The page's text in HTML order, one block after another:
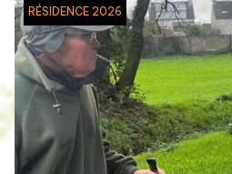
RÉSIDENCE 2026